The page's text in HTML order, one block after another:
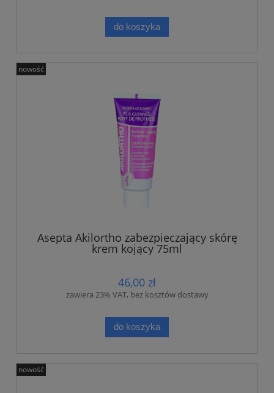
do koszyka
Asepta Akilortho zabezpieczający skórę
krem kojący 75ml
46,00 zł
zawiera 23% VAT, bez kosztów dostawy
do koszyka
nowość
nowość